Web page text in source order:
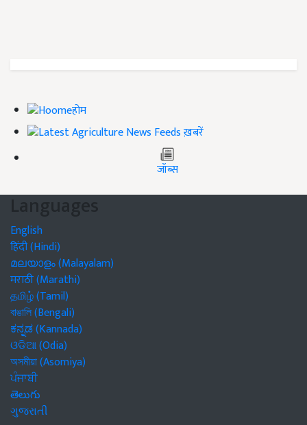
होम
ख़बरें
जॉब्स
Languages
English
हिंदी (Hindi)
മലയാളം (Malayalam)
मराठी (Marathi)
தமிழ் (Tamil)
বাঙালি (Bengali)
ಕನ್ನಡ (Kannada)
ଓଡିଆ (Odia)
অসমীয়া (Asomiya)
ਪੰਜਾਬੀ
తెలుగు
ગુજરાતી